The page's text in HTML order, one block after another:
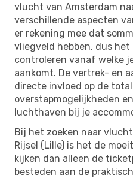
vlucht van Amsterdam
verschillende aspecten
er rekening mee dat
vliegveld hebben, dus
controleren vanaf welke
aankomt. De vertrek- en
directe invloed op de
overstapmogelijkheden
luchthaven bij je
Bij het zoeken naar
Rijsel (Lille) is het de
kijken dan alleen de
besteden aan de